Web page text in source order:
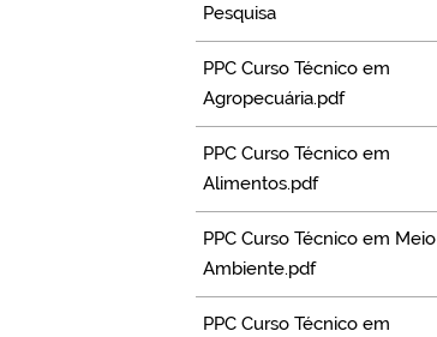
Pesquisa
PPC Curso Técnico em
Agropecuária.pdf
PPC Curso Técnico em
Alimentos.pdf
PPC Curso Técnico em Meio
Ambiente.pdf
PPC Curso Técnico em